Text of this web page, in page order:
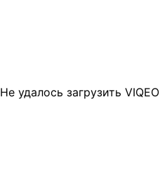
Не удалось загрузить VIQEO